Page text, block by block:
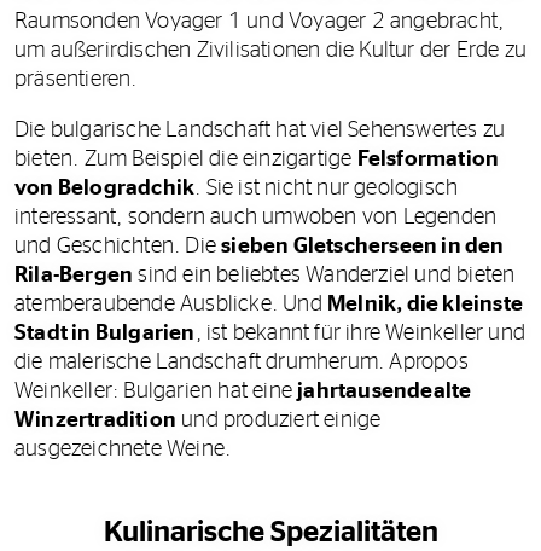
Raumsonden Voyager 1 und Voyager 2 angebracht,
um außerirdischen Zivilisationen die Kultur der Erde zu
präsentieren.
Die bulgarische Landschaft hat viel Sehenswertes zu
bieten. Zum Beispiel die einzigartige Felsformation
von Belogradchik. Sie ist nicht nur geologisch
interessant, sondern auch umwoben von Legenden
und Geschichten. Diesieben Gletscherseen in den
Rila-Bergen sind ein beliebtes Wanderziel und bieten
atemberaubende Ausblicke. Und Melnik, die kleinste
Stadt in Bulgarien , ist bekannt für ihre Weinkeller und
die malerische Landschaft drumherum. Apropos
Weinkeller: Bulgarien hat eine jahrtausendealte
Winzertradition und produziert einige
ausgezeichnete Weine.
Kulinarische Spezialitäten